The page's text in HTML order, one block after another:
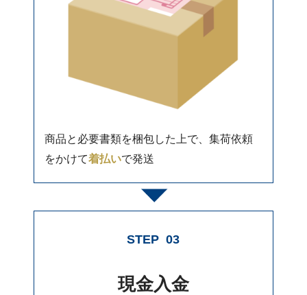
商品と必要書類を梱包した上で、集荷依頼
をかけて着払いで発送
STEP 03
現金入金